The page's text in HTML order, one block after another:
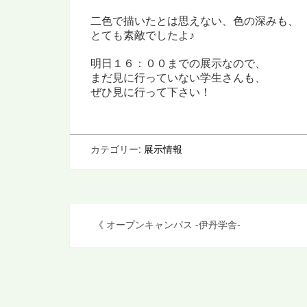
二色で描いたとは思えない、 色の深みも、
とても素敵でしたよ ♪
明日１６：００までの展示なので、
まだ見に行っていない学生さんも、
ぜひ見に行って下さい！
カテゴリー: 展示情報
《 オープンキャンパス -伊丹学舎-